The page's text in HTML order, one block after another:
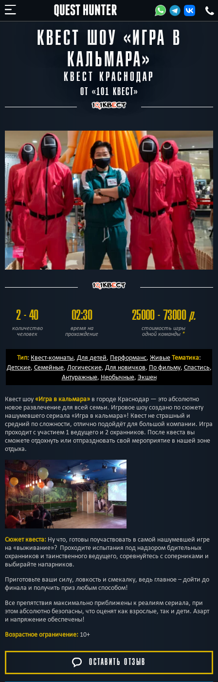
КВЕСТ ШОУ «ИГРА В
КАЛЬМАРА»
КВЕСТ КРАСНОДАР
ОТ «101 КВЕСТ»
2 - 40
количество
человек
02:30
время на
прохождение
25000 - 73000р.
стоимость игры
одной команды *
Тип: Квест-комнаты, Для детей, Перформанс, ЖивыеТематика:
Детские, Семейные, Логические, Для новичков, По фильму, Спастись,
Антуражные, Необычные, Экшен
Квест шоу «Игра в кальмара» в городе Краснодар — это абсолютно
новое развлечение для всей семьи. Игровое шоу создано по сюжету
нашумевшего сериала «Игра в кальмара»! Квест не страшный и
средний по сложности, отлично подойдёт для большой компании. Игра
проходит с участием 1 ведущего и 2 охранников. После квеста вы
сможете отдохнуть или отпраздновать свой мероприятие в нашей зоне
отдыха.
Сюжет квеста: Ну что, готовы поучаствовать в самой нашумевшей игре
на «выживание»? Проходите испытания под надзором бдительных
охранников и таинственного ведущего, соревнуйтесь с соперниками и
выбирайте напарников.
Приготовьте ваши силу, ловкость и смекалку, ведь главное – дойти до
финала и получить приз любым способом!
Все препятствия максимально приближены к реалиям сериала, при
этом абсолютно безопасны, что оценят как взрослые, так и дети. Азарт
и напряжение обеспечены!
Возрастное ограничение: 10+
ОСТАВИТЬ ОТЗЫВ